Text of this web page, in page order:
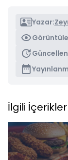
Yazar:
İlgili İçerikler